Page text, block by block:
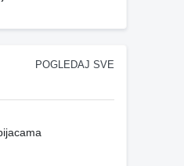
POGLEDAJ SVE